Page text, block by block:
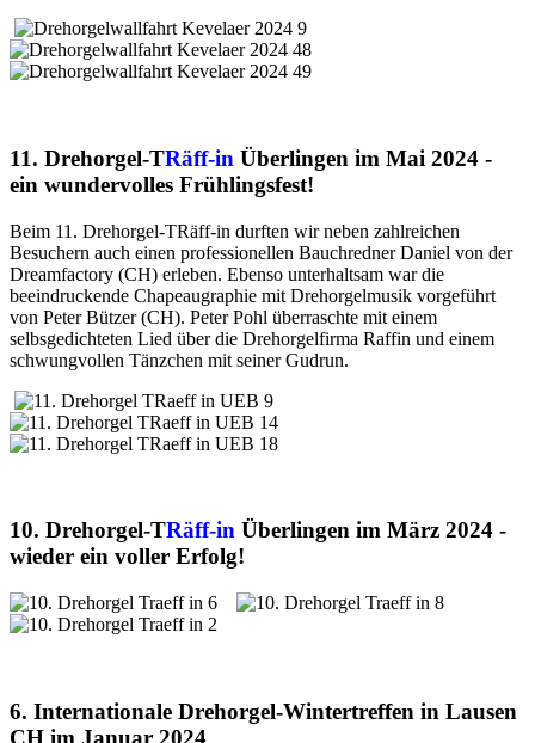
11. Drehorgel-TRäff-in Überlingen im Mai 2024 -
ein wundervolles Frühlingsfest!
Beim 11. Drehorgel-TRäff-in durften wir neben zahlreichen
Besuchern auch einen professionellen Bauchredner Daniel von der
Dreamfactory (CH) erleben. Ebenso unterhaltsam war die
beeindruckende Chapeaugraphie mit Drehorgelmusik vorgeführt
von Peter Bützer (CH). Peter Pohl überraschte mit einem
selbsgedichteten Lied über die Drehorgelfirma Raffin und einem
schwungvollen Tänzchen mit seiner Gudrun.
10. Drehorgel-TRäff-in Überlingen im März 2024 -
wieder ein voller Erfolg!
6. Internationale Drehorgel-Wintertreffen in Lausen
CH im Januar 2024